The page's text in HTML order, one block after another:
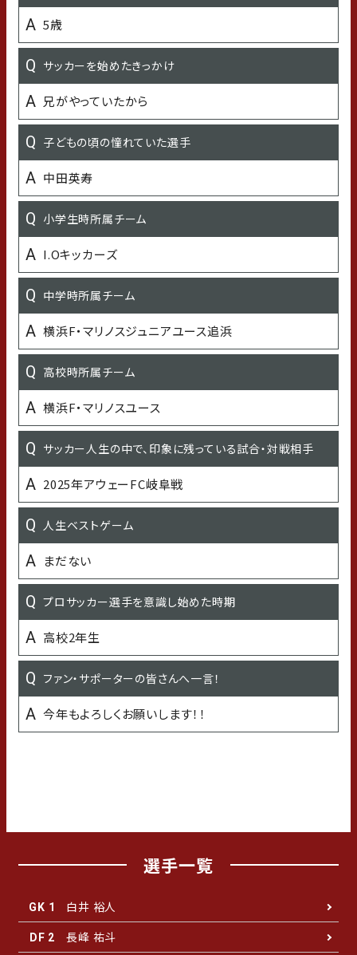
5歳
サッカーを始めたきっかけ
兄がやっていたから
子どもの頃の憧れていた選手
中田英寿
小学生時所属チーム
I.Oキッカーズ
中学時所属チーム
横浜F・マリノスジュニアユース追浜
高校時所属チーム
横浜F・マリノスユース
サッカー人生の中で、印象に残っている試合・対戦相手
2025年アウェーFC岐阜戦
人生ベストゲーム
まだない
プロサッカー選手を意識し始めた時期
高校2年生
ファン・サポーターの皆さんへ一言！
今年もよろしくお願いします！！
好きなTV番組 or Youtubeチャンネル
人事を尽くして天命を待つ
最近嬉しかったこと
子どもの頃の習い事
学生時代の得意な科目
選手一覧
GK 1 白井 裕人
DF 2 長峰 祐斗